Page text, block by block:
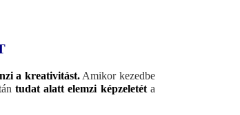
a kreativitást.Amikor kezedbe
tudat alatt elemzi képzeletéta